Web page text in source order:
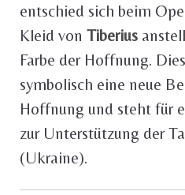
entschied sich beim
Kleid von Tiberius
Farbe der Hoffnung.
symbolisch eine neue
Hoffnung und steht für
zur Unterstützung der
(Ukraine).